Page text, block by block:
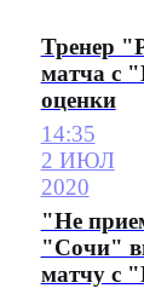
Тренер
матча с
оценки
14:35
2 ИЮЛ
2020
"Не
"Сочи"
матчу с